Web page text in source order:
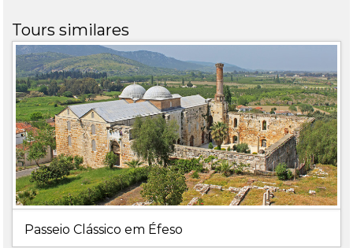
Tours similares
Passeio Clássico em Éfeso